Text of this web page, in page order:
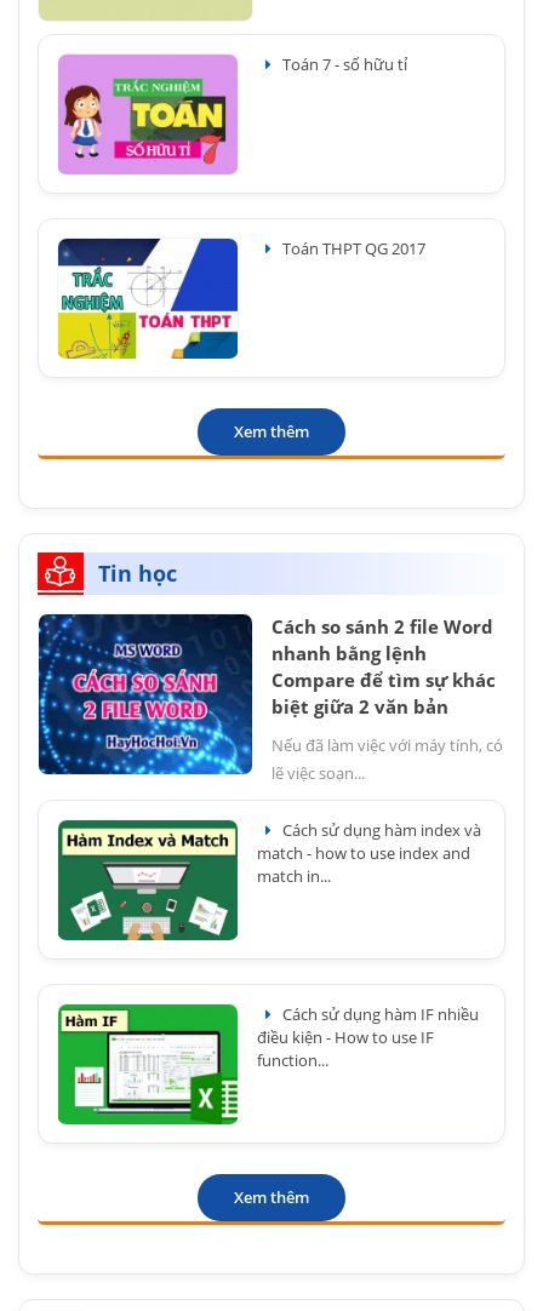
Toán 7 - số hữu tỉ
Toán THPT QG 2017
Xem thêm
Tin học
Cách so sánh 2 file Word
nhanh bằng lệnh
Compare để tìm sự khác
biệt giữa 2 văn bản
Nếu đã làm việc với máy tính, có
lẽ việc soạn...
Cách sử dụng hàm index và
match - how to use index and
match in...
Cách sử dụng hàm IF nhiều
điều kiện - How to use IF
function...
Xem thêm